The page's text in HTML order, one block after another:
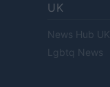
UK
News Hub UK
Lgbtq News